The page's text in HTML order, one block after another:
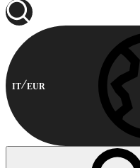
IT EUR